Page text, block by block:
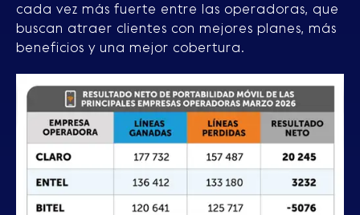
cada vez más fuerte entre las operadoras, que
buscan atraer clientes con mejores planes, más
beneficios y una mejor cobertura.